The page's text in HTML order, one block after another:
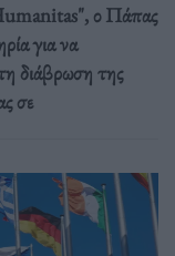
ο Πάπας
για να
διάβρωση της
σε